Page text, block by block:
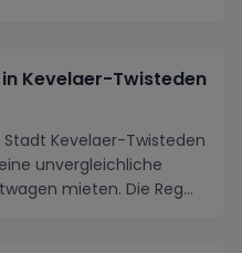
Kevelaer-Twisteden
Kevelaer-Twisteden
unvergleichliche
mieten. Die Reg...